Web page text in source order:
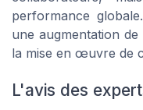
performance
une augmentation
la mise en œuvre de
L'avis des